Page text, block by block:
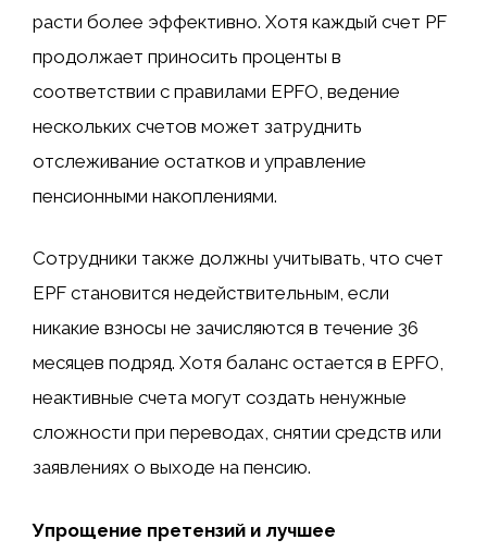
расти более эффективно. Хотя каждый счет PF
продолжает приносить проценты в
соответствии с правилами EPFO, ведение
нескольких счетов может затруднить
отслеживание остатков и управление
пенсионными накоплениями.
Сотрудники также должны учитывать, что счет
EPF становится недействительным, если
никакие взносы не зачисляются в течение 36
месяцев подряд. Хотя баланс остается в EPFO,
неактивные счета могут создать ненужные
сложности при переводах, снятии средств или
заявлениях о выходе на пенсию.
Упрощение претензий и лучшее